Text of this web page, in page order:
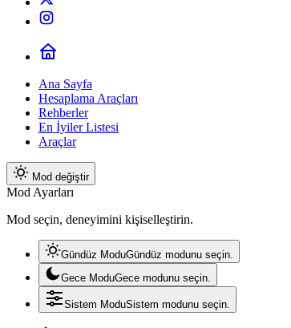
Ana Sayfa
Hesaplama Araçları
Rehberler
En İyiler Listesi
Araçlar
Mod değiştir
Mod Ayarları
Mod seçin, deneyimini kişiselleştirin.
Gündüz ModuGündüz modunu seçin.
Gece ModuGece modunu seçin.
Sistem ModuSistem modunu seçin.